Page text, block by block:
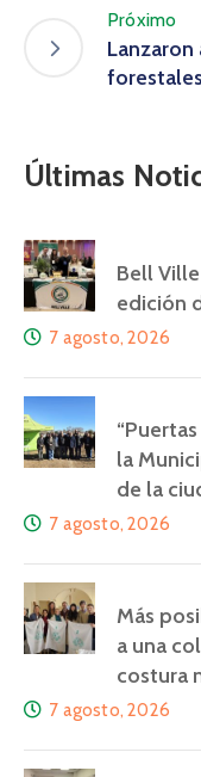
Próximo
forestales
Últimas
Bell
edición
7 agosto, 2026
la
de la
7 agosto, 2026
Más
a una
costura
7 agosto, 2026